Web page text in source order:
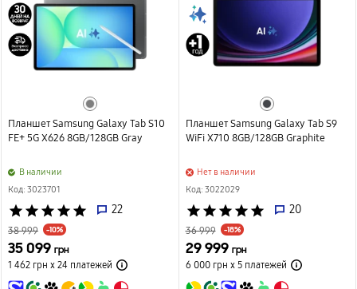
Планшет Samsung Galaxy Tab S10
FE+ 5G X626 8GB/128GB Gray
B наличии
Код: 3023701
star star star star star 22
38 999 -10%
35 099 грн
1 462 грн х 24 платежей
Планшет Samsung Galaxy Tab S9
WiFi X710 8GB/128GB Graphite
Нет в наличии
Код: 3022029
star star star star star 20
36 999 -18%
29 999 грн
6 000 грн х 5платежей